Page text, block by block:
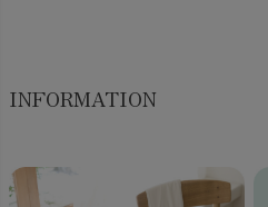
INFORMATION